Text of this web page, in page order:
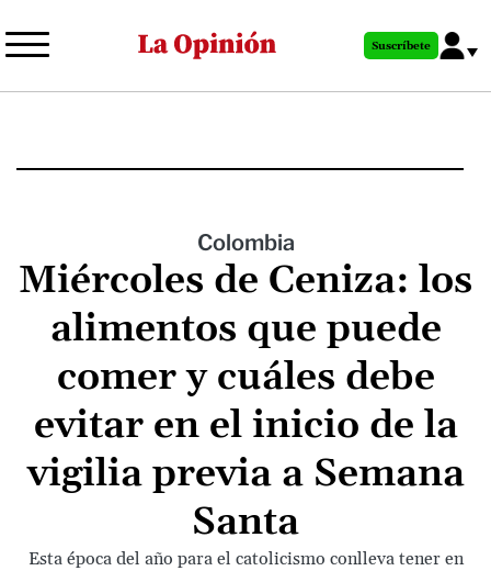
al
principal
Suscríbete
Colombia
Miércoles de Ceniza: los
alimentos que puede
comer y cuáles debe
evitar en el inicio de la
vigilia previa a Semana
Santa
Esta época del año para el catolicismo conlleva tener en